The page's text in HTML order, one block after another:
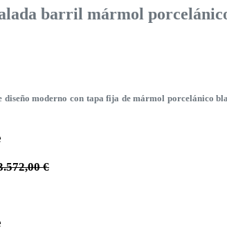
barril mármol
moderno con tapa fija de mármol porcelánico
€